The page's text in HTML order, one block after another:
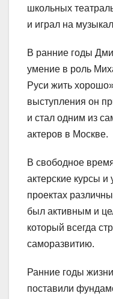
школьных
и играл на
В ранние годы
умение в роль
Руси жить
выступления он
и стал одним из
актеров в Москве.
В свободное
актерские курсы и
проектах
был активным и
который всегда
саморазвитию.
Ранние годы
поставили